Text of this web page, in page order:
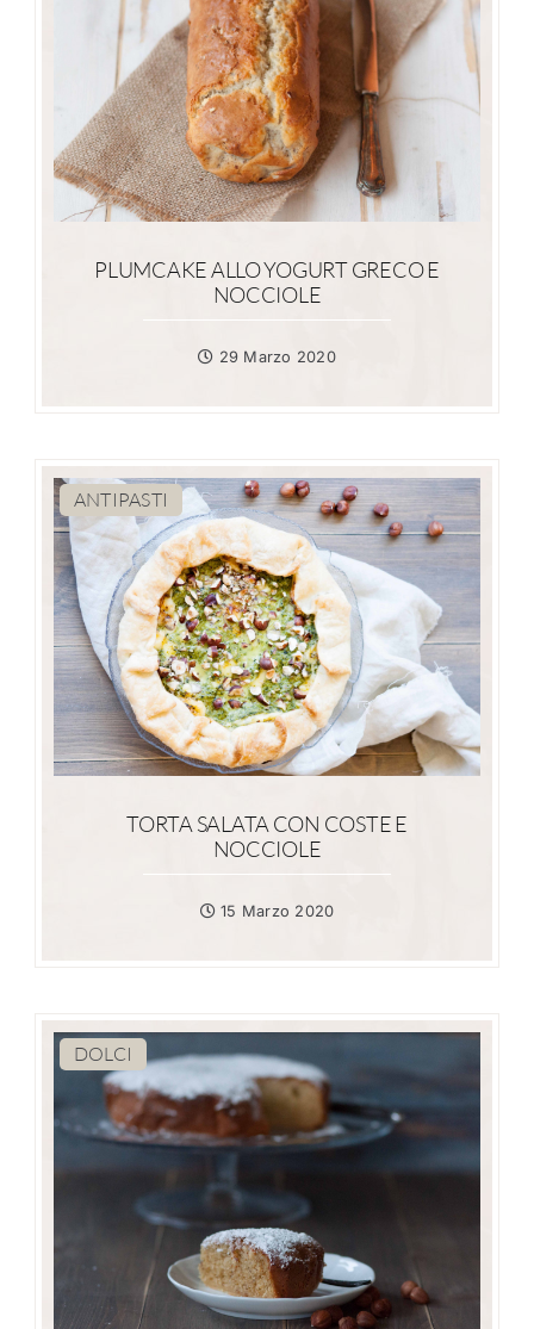
PLUMCAKE ALLO YOGURT GRECO E
NOCCIOLE
29 Marzo 2020
ANTIPASTI
TORTA SALATA CON COSTE E
NOCCIOLE
15 Marzo 2020
DOLCI